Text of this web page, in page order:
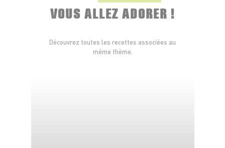
VOUS ALLEZ ADORER !
Découvrez toutes les recettes associées au
même thème.